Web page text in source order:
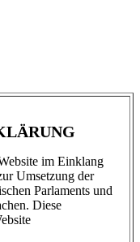
im Einklang
Umsetzung der
Parlaments und
Diese